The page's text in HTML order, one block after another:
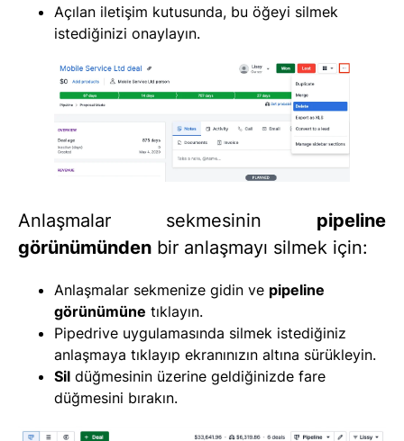
Açılan iletişim kutusunda, bu öğeyi silmek
istediğinizi onaylayın.
Anlaşmalar sekmesinin pipeline
görünümünden bir anlaşmayı silmek için:
Anlaşmalar sekmenize gidin ve pipeline
görünümüne tıklayın.
Pipedrive uygulamasında silmek istediğiniz
anlaşmaya tıklayıp ekranınızın altına sürükleyin.
Sil düğmesinin üzerine geldiğinizde fare
düğmesini bırakın.